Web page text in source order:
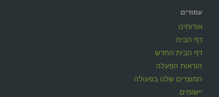
עמודים
אודותינו
דף הבית
דף הבית החדש
הוראות הפעלה
המוצרים שלנו בפעולה
יישומים